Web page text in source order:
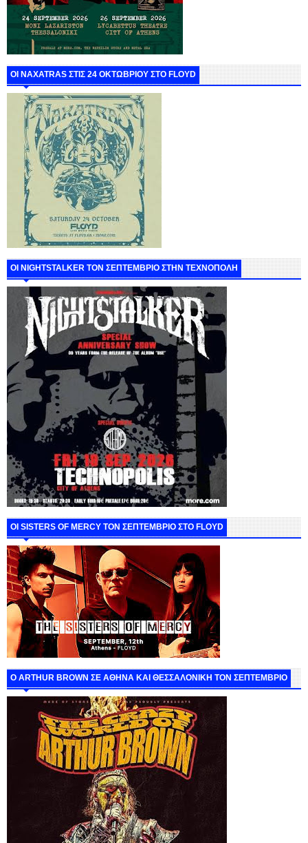
ΟΙ NAXATRAS ΣΤΙΣ 24 ΟΚΤΩΒΡΙΟΥ ΣΤΟ FLOYD
ΟΙ NIGHTSTALKER ΤΟΝ ΣΕΠΤΕΜΒΡΙΟ ΣΤΗΝ ΤΕΧΝΟΠΟΛΗ
ΟΙ SISTERS OF MERCY ΤΟΝ ΣΕΠΤΕΜΒΡΙΟ ΣΤΟ FLOYD
O ARTHUR BROWN ΣΕ ΑΘΗΝΑ ΚΑΙ ΘΕΣΣΑΛΟΝΙΚΗ ΤΟΝ ΣΕΠΤΕΜΒΡΙΟ